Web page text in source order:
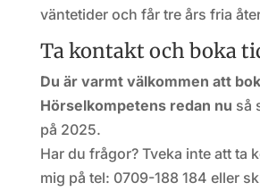
väntetider och får tre års fria
Ta kontakt och boka
Du är varmt välkommen att
Hörselkompetens redan nu så
på 2025.
Har du frågor? Tveka inte att ta
mig på tel: 0709-188 184 eller